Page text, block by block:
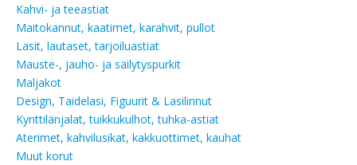
Kahvi- ja teeastiat
Maitokannut, kaatimet, karahvit, pullot
Lasit, lautaset, tarjoiluastiat
Mauste-, jauho- ja säilytyspurkit
Maljakot
Design, Taidelasi, Figuurit & Lasilinnut
Kynttilänjalat, tuikkukulhot, tuhka-astiat
Aterimet, kahvilusikat, kakkuottimet, kauhat
Muut korut